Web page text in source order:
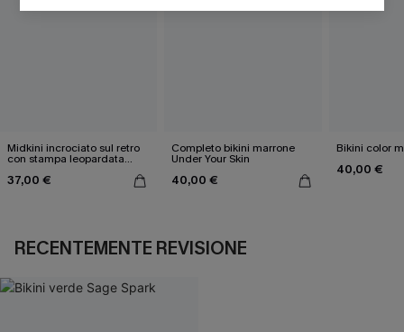
Midkini incrociato sul retro
con stampa leopardata
37,00 €
Completo bikini marrone
Under Your Skin
40,00 €
Bikini color
40,00 €
RECENTEMENTE REVISIONE